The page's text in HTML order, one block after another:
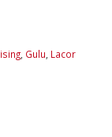
, Gulu Lacor